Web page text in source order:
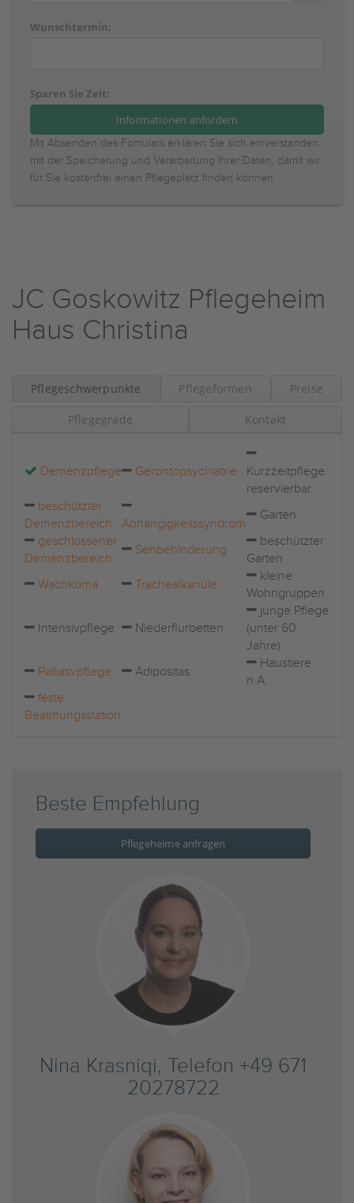
Wunschtermin:
Sparen Sie Zeit:
Mit Absenden des Fomulars erklären Sie sich einverstanden
mit der Speicherung und Verarbeitung Ihrer Daten, damit wir
für Sie kostenfrei einen Pflegeplatz finden können.
JC Goskowitz Pflegeheim
Haus Christina
Pflegeschwerpunkte Pflegeformen Preise
Pflegegrade Kontakt
Demenzpflege Gerontopsychiatrie
Kurzzeitpflege
reservierbar
beschützter
Demenzbereich
Abhängigkeitssyndrom
Garten
geschlossener
Demenzbereich
Sehbehinderung
beschützter
Garten
Wachkoma
Trachealkanüle
kleine
Wohngruppen
Intensivpflege Niederflurbetten
junge Pflege
(unter 60
Jahre)
Palliativpflege
Adipositas
Haustiere
n.A.
feste
Beatmungsstation
Beste Empfehlung
Pflegeheime anfragen
Nina Krasniqi, Telefon +49 671
20278722